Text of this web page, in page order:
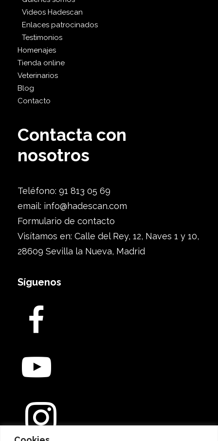
Videos Hadescan
Enlaces patrocinados
Testimonios
Homenajes
Tienda online
Veterinarios
Blog
Contacto
Contacta con
nosotros
Teléfono: 91 813 05 69
email: info@hadescan.com
Formulario de contacto
Visítamos en: Calle del Rey, 12, Naves 1 y 10,
28609 Sevilla la Nueva, Madrid
Síguenos